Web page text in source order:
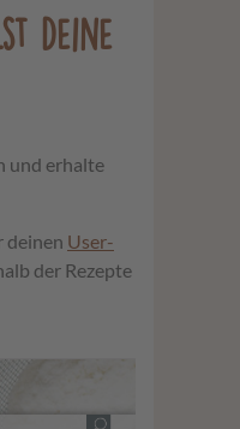
deine
und erhalte
deinen User-
der Rezepte